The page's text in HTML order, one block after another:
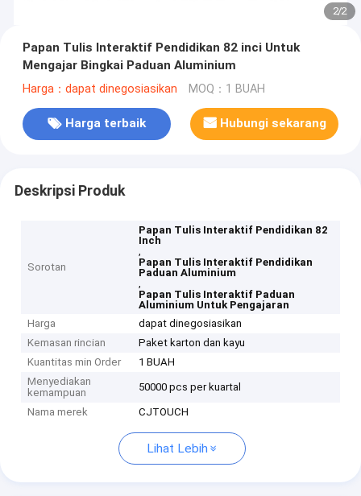
2/2
Papan Tulis Interaktif Pendidikan 82 inci Untuk
Mengajar Bingkai Paduan Aluminium
Harga：dapat dinegosiasikan MOQ：1 BUAH
Harga terbaik Hubungi sekarang
Deskripsi Produk
Sorotan
Papan Tulis Interaktif Pendidikan 82
Inch
,
Papan Tulis Interaktif Pendidikan
Paduan Aluminium
,
Papan Tulis Interaktif Paduan
Aluminium Untuk Pengajaran
Harga
dapat dinegosiasikan
Kemasan rincian
Paket karton dan kayu
Kuantitas min Order
1 BUAH
Menyediakan
kemampuan
50000 pcs per kuartal
Nama merek CJTOUCH
Lihat Lebih